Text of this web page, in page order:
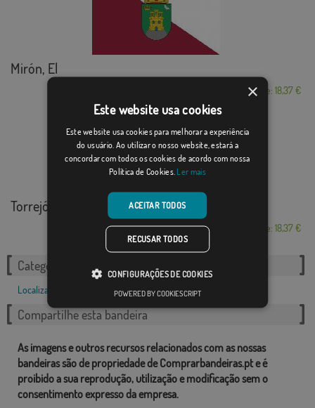
Mirón, El
Desde: 18,37 €
Torrejón del Rey
Desde: 18,37 €
Categorias relacionadas:
Localizações
Compartilhe esta bandeira
As imagens e outros recursos relacionados com as nossas
bandeiras são de propriedade de Comprarbandeiras.pt e é
proibido a sua reprodução, utilização e modificação sem o
consentimento expresso da empresa.
×
Este website usa cookies
Este website usa cookies para melhorar a experiência
do usuário. Ao utilizar o nosso website, estará a
concordar com todos os cookies de acordo com nossa
Política de Cookies. Ler mais
ACEITAR TODOS
RECUSAR TODOS
CONFIGURAÇÕES DE COOKIES
POWERED BY COOKIESCRIPT